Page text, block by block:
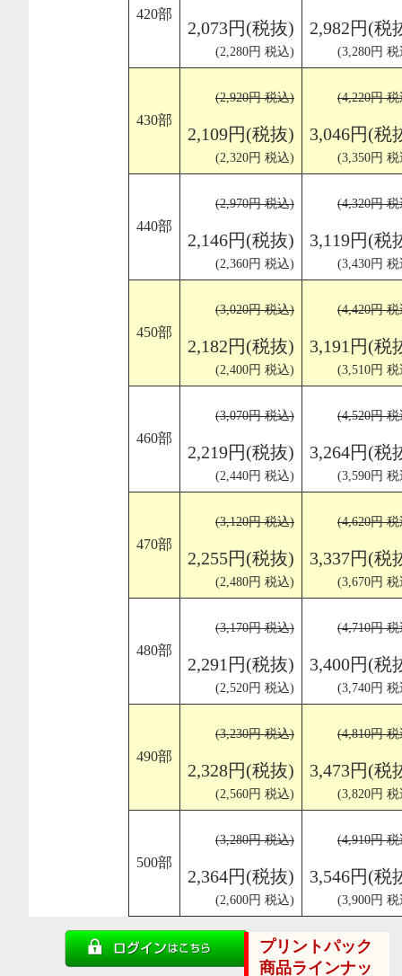
420部
2,073円(税抜)
(2,280円 税込)
2,982円(税
(3,280円
430部
(2,920円 税込)
2,109円(税抜)
(2,320円 税込)
(4,220円
3,046円(税
(3,350円
440部
(2,970円 税込)
2,146円(税抜)
(2,360円 税込)
(4,320円
3,119円(税
(3,430円
450部
(3,020円 税込)
2,182円(税抜)
(2,400円 税込)
(4,420円
3,191円(税
(3,510円
460部
(3,070円 税込)
2,219円(税抜)
(2,440円 税込)
(4,520円
3,264円(税
(3,590円
470部
(3,120円 税込)
2,255円(税抜)
(2,480円 税込)
(4,620円
3,337円(税
(3,670円
480部
(3,170円 税込)
2,291円(税抜)
(2,520円 税込)
(4,710円
3,400円(税
(3,740円
490部
(3,230円 税込)
2,328円(税抜)
(2,560円 税込)
(4,810円
3,473円(税
(3,820円
500部
(3,280円 税込)
2,364円(税抜)
(2,600円 税込)
(4,910円
3,546円(税
(3,900円
プリントパック
商品ラインナッ